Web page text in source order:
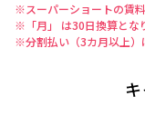
※スーパーショートの賃
※「月」 は30日換算とな
※分割払い（3カ月以上）